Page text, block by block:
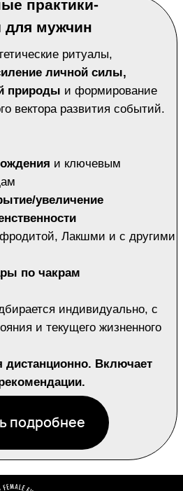
ИНДИВИДУАЛЬНОЕ
ТРАНСФОРМАЦИОННЫЕ
ЭНЕРГЕТИЧЕСКИЕ
ЧИСТКИ